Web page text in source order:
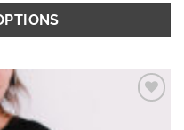
Ajouter